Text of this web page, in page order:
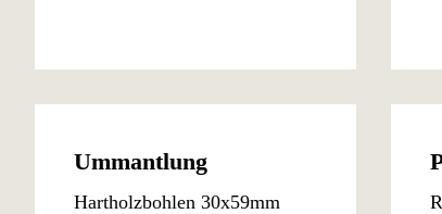
Ummantlung
Hartholzbohlen 30x59mm